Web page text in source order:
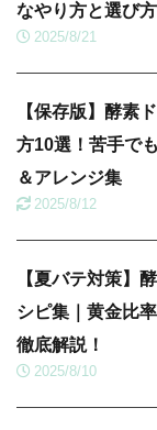
なやり方と選び
2025/8/21
【保存版】酵素
方10選！苦手で
＆アレンジ集
2025/8/12
【夏バテ対策】
シピ集｜黄金比
徹底解説！
2025/8/10